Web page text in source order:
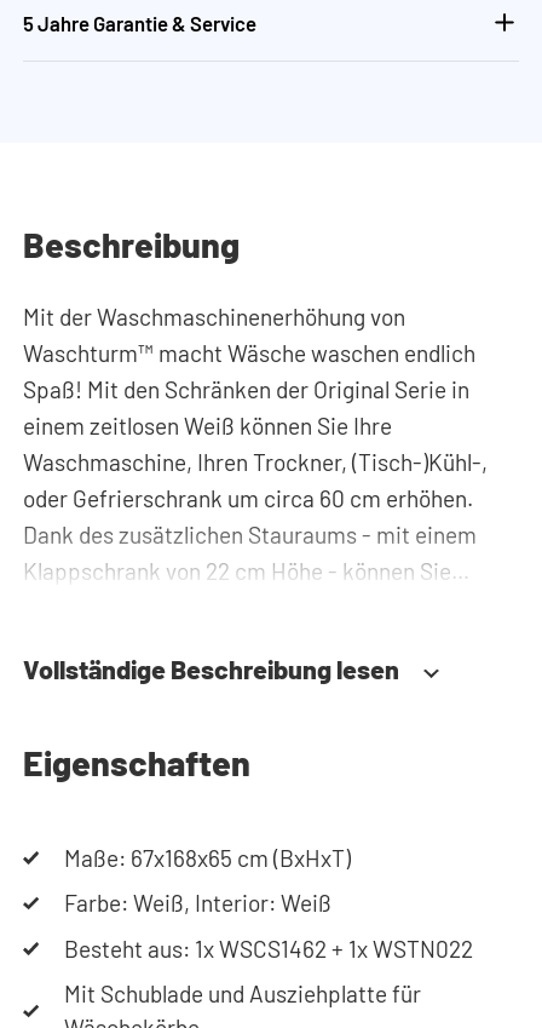
5 Jahre Garantie & Service
Beschreibung
Mit der Waschmaschinenerhöhung von
Waschturm™ macht Wäsche waschen endlich
Spaß! Mit den Schränken der Original Serie in
einem zeitlosen Weiß können Sie Ihre
Waschmaschine, Ihren Trockner, (Tisch-)Kühl-,
oder Gefrierschrank um circa 60 cm erhöhen.
Dank des zusätzlichen Stauraums - mit einem
Klappschrank von 22 cm Höhe - können Sie
griffbereit. Zudem werden alle Rohre und
versteckt. Somit sorgt der
Waschmaschinenschrank für einen aufgeräumten
Durch die spezielle Konstruktion des Gehäuses
werden Vibrationen von Waschmaschine und
Waschmaschinenschrank aus 22 mm starkem,
Vollständige Beschreibung lesen
Eigenschaften
Maße: 67x168x65 cm (BxHxT)
Farbe: Weiß, Interior: Weiß
Besteht aus: 1x WSCS1462 + 1x WSTN022
Mit Schublade und Ausziehplatte für